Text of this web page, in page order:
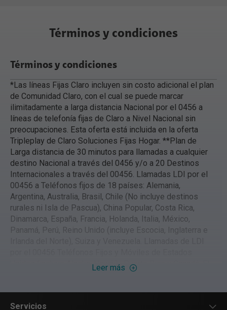
Términos y condiciones
Términos y condiciones
*Las líneas Fijas Claro incluyen sin costo adicional el plan
de Comunidad Claro, con el cual se puede marcar
ilimitadamente a larga distancia Nacional por el 0456 a
líneas de telefonía fijas de Claro a Nivel Nacional sin
preocupaciones. Esta oferta está incluida en la oferta
Tripleplay de Claro Soluciones Fijas Hogar. **Plan de
Larga distancia de 30 minutos para llamadas a cualquier
destino Nacional a través del 0456 y/o a 20 Destinos
Internacionales a través del 00456. Llamadas LDI por el
00456 a Teléfonos fijos de 18 países: Alemania,
Argentina, Australia, Brasil, Chile (No incluye destinos
rurales ni Isla de Pascua), China Popular, Costa Rica,
Dinamarca, España, Francia, Holanda, Italia, México,
Panamá, Perú, Reino Unido (incluye Escocia, Inglaterra e
Unidos (incluye Alaska, Hawái) , Puerto Rico y Canadá. El
Leer más
Servicios